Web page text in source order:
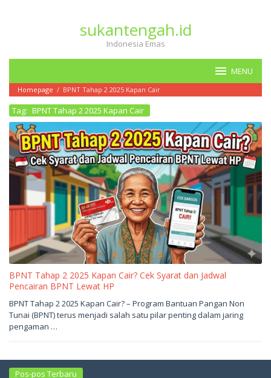
sukantengah.id
Indonesia Emas
MENU
Homepage / BPNT Tahap 2 2025 Kapan Cair
Tag: BPNT Tahap 2 2025 Kapan Cair
BPNT Tahap 2 2025 Kapan Cair? Cek Syarat dan Jadwal
Pencairan BPNT Lewat HP
Mei
21,
sukantengah
BPNT Tahap 2 2025 Kapan Cair? – Program Bantuan Pangan Non
Tunai (BPNT) terus menjadi salah satu pilar penting dalam jaring
pengaman …
Pos-pos Terbaru